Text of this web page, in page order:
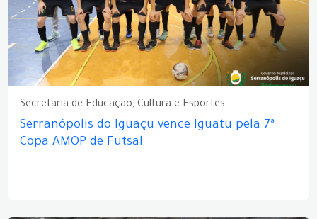
Secretaria de Educação, Cultura e Esportes
Serranópolis do Iguaçu vence Iguatu pela 7ª
Copa AMOP de Futsal